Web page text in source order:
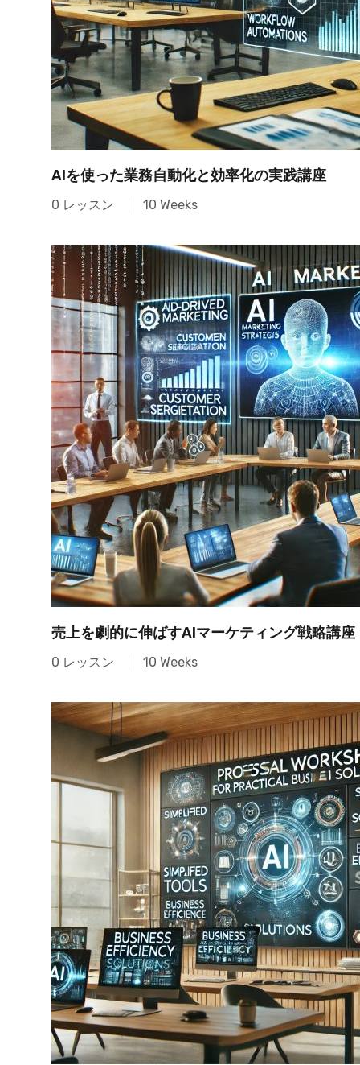
AIを使った業務自動化と効率化の実践講座
0 レッスン 10 Weeks
売上を劇的に伸ばすAIマーケティング戦略講座
0 レッスン 10 Weeks